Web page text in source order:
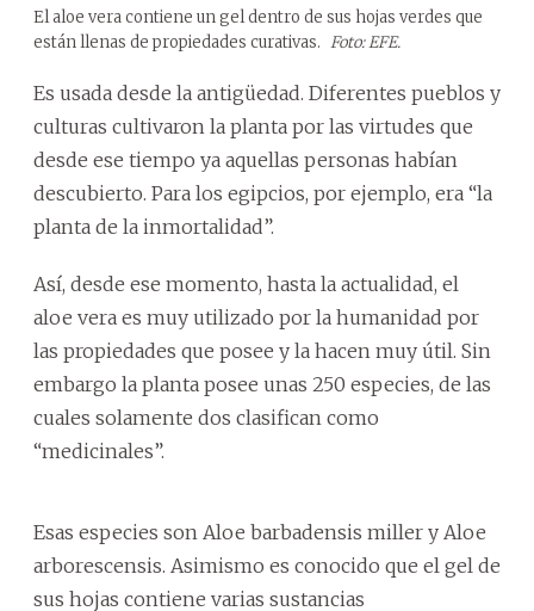
El aloe vera contiene un gel dentro de sus hojas verdes que
están llenas de propiedades curativas. Foto: EFE.
Es usada desde la antigüedad. Diferentes pueblos y
culturas cultivaron la planta por las virtudes que
desde ese tiempo ya aquellas personas habían
descubierto. Para los egipcios, por ejemplo, era “la
planta de la inmortalidad”.
Así, desde ese momento, hasta la actualidad, el
aloe vera es muy utilizado por la humanidad por
las propiedades que posee y la hacen muy útil. Sin
embargo la planta posee unas 250 especies, de las
cuales solamente dos clasifican como
“medicinales”.
Esas especies son Aloe barbadensis miller y Aloe
arborescensis. Asimismo es conocido que el gel de
sus hojas contiene varias sustancias